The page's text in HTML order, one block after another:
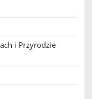
i Przyrodzie